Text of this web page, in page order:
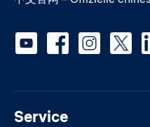
Service
Social media